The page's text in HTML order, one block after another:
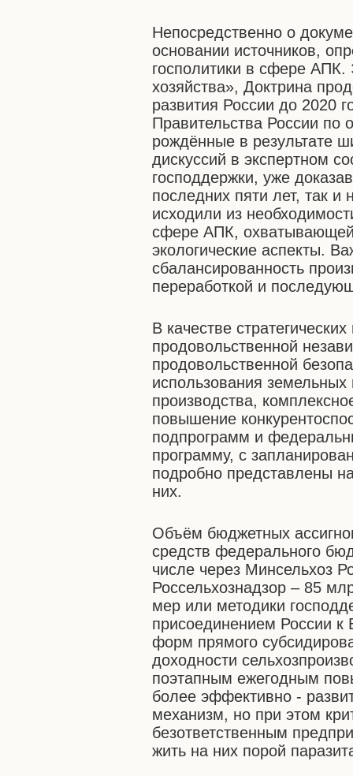
Непосредственно о
основании источников,
госполитики в сфере АПК.
хозяйства», Доктрина
развития России до 2020
Правительства России по
рождённые в результате
дискуссий в экспертном
господдержки, уже
последних пяти лет, так
исходили из
сфере АПК, охватывающей
экологические аспекты.
сбалансированность
переработкой и
В качестве
продовольственной
продовольственной
использования земельных
производства,
повышение
подпрограмм и
программу, с
подробно представлены
них.
Объём бюджетных
средств федерального
числе через Минсельхоз
Россельхознадзор – 85
мер или методики
присоединением России
форм прямого
доходности
поэтапным ежегодным
более эффективно -
механизм, но при этом
безответственным
жить на них порой